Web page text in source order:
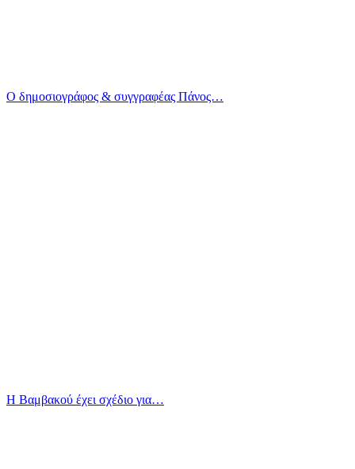
Ο δημοσιογράφος & συγγραφέας Πάνος…
Η Βαμβακού έχει σχέδιο για…